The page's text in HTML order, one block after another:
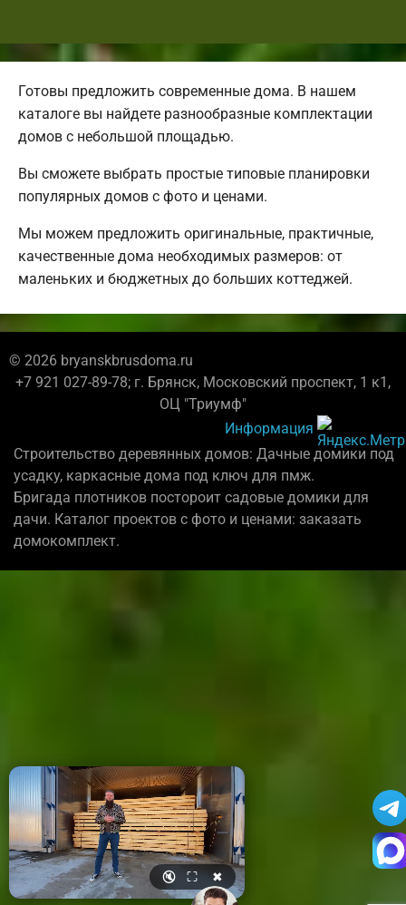
Готовы предложить современные дома. В нашем
каталоге вы найдете разнообразные комплектации
домов с небольшой площадью.
Вы сможете выбрать простые типовые планировки
популярных домов с фото и ценами.
Мы можем предложить оригинальные, практичные,
качественные дома необходимых размеров: от
маленьких и бюджетных до больших коттеджей.
© 2026 bryanskbrusdoma.ru
+7 921 027-89-78; г. Брянск, Московский проспект, 1 к1,
ОЦ "Триумф"
Информация
Строительство деревянных домов: Дачные домики под
усадку, каркасные дома под ключ для пмж.
Бригада плотников постороит садовые домики для
дачи. Каталог проектов с фото и ценами: заказать
домокомплект.
🔇 ⛶ ✖